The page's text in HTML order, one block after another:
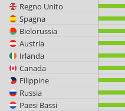
Regno Unito
Spagna
Bielorussia
Austria
Irlanda
Canada
Filippine
Russia
Paesi Bassi